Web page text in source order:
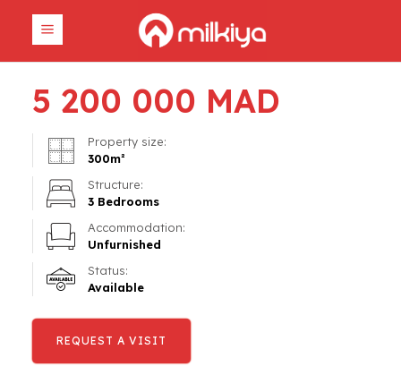
5 200 000 MAD
Property size:
300m²
Structure:
3 Bedrooms
Accommodation:
Unfurnished
Status:
Available
REQUEST A VISIT